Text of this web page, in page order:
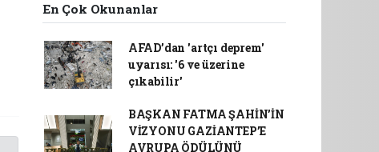
En Çok Okunanlar
AFAD’dan 'artçı deprem'
uyarısı: '6 ve üzerine
çıkabilir'
BAŞKAN FATMA ŞAHİN’İN
VİZYONU GAZİANTEP’E
AVRUPA ÖDÜLÜNÜ